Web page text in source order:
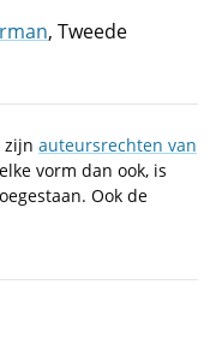
, Tweede
zijn auteursrechten van
vorm dan ook, is
Ook de